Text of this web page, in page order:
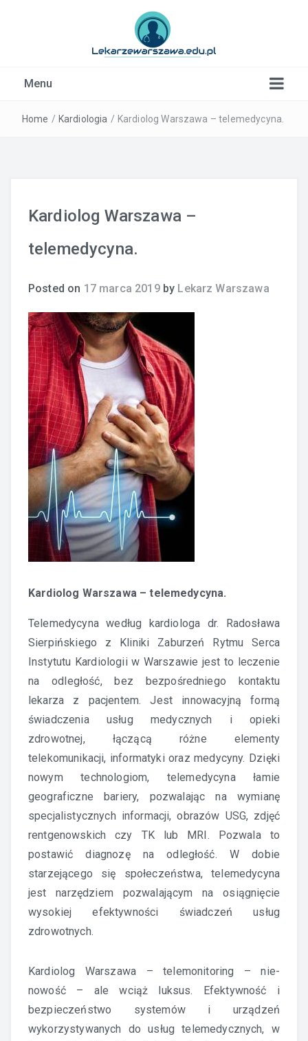
Menu
Home / Kardiologia / Kardiolog Warszawa – telemedycyna.
Kardiolog Warszawa –
telemedycyna.
Posted on 17 marca 2019by Lekarz Warszawa
Kardiolog Warszawa – telemedycyna.
Telemedycyna według kardiologa dr. Radosława
Sierpińskiego z Kliniki Zaburzeń Rytmu Serca
Instytutu Kardiologii w Warszawie jest to leczenie
na odległość, bez bezpośredniego kontaktu
lekarza z pacjentem. Jest innowacyjną formą
świadczenia usług medycznych i opieki
zdrowotnej, łączącą różne elementy
telekomunikacji, informatyki oraz medycyny. Dzięki
nowym technologiom, telemedycyna łamie
geograficzne bariery, pozwalając na wymianę
specjalistycznych informacji, obrazów USG, zdjęć
rentgenowskich czy TK lub MRI. Pozwala to
postawić diagnozę na odległość. W dobie
starzejącego się społeczeństwa, telemedycyna
jest narzędziem pozwalającym na osiągnięcie
wysokiej efektywności świadczeń usług
zdrowotnych.
Kardiolog Warszawa – telemonitoring – nie-
nowość – ale wciąż luksus.
Efektywność i
bezpieczeństwo systemów i urządzeń
wykorzystywanych do usług telemedycznych, w